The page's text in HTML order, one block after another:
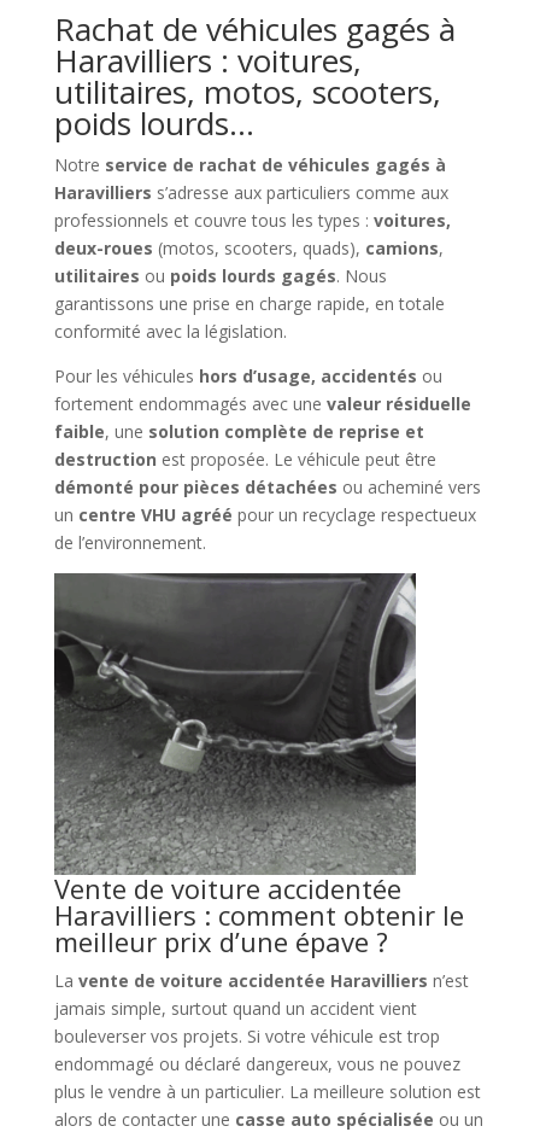
Rachat de véhicules gagés à
Haravilliers : voitures,
utilitaires, motos, scooters,
poids lourds…
Notre service de rachat de véhicules gagés à
Haravilliers s’adresse aux particuliers comme aux
professionnels et couvre tous les types : voitures,
deux-roues (motos, scooters, quads), camions,
utilitaires ou poids lourds gagés. Nous
garantissons une prise en charge rapide, en totale
conformité avec la législation.
Pour les véhicules hors d’usage, accidentés ou
fortement endommagés avec une valeur résiduelle
faible, une solution complète de reprise et
destruction est proposée. Le véhicule peut être
démonté pour pièces détachées ou acheminé vers
un centre VHU agréé pour un recyclage respectueux
de l’environnement.
Vente de voiture accidentée
Haravilliers : comment obtenir le
meilleur prix d’une épave ?
La vente de voiture accidentée Haravilliers n’est
jamais simple, surtout quand un accident vient
bouleverser vos projets. Si votre véhicule est trop
endommagé ou déclaré dangereux, vous ne pouvez
plus le vendre à un particulier. La meilleure solution est
alors de contacter une casse auto spécialisée ou un